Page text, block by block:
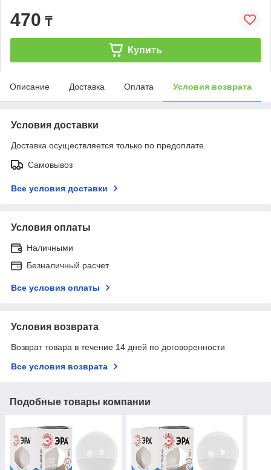
470 ₸
Купить
Описание Доставка Оплата Условия возврата
Условия доставки
Доставка осуществляется только по предоплате.
Самовывоз
Все условия доставки
Условия оплаты
Наличными
Безналичный расчет
Все условия оплаты
Условия возврата
Возврат товара в течение 14 дней по договоренности
Все условия возврата
Подобные товары компании